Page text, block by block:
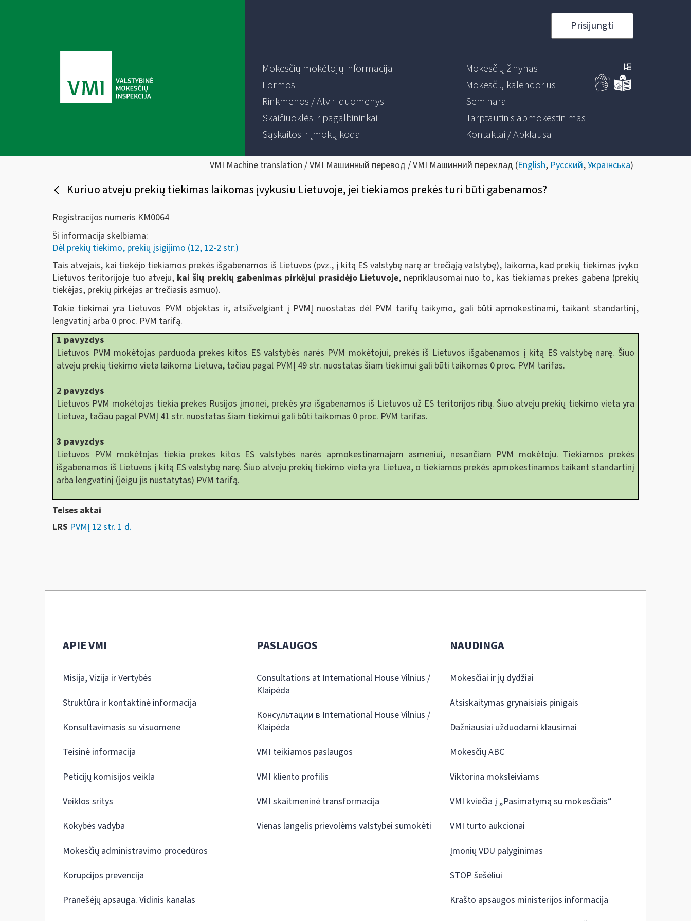
Prisijungti
Mokesčių mokėtojų informacija
Formos
Rinkmenos / Atviri duomenys
Skaičiuoklės ir pagalbininkai
Sąskaitos ir įmokų kodai
Mokesčių žinynas
Mokesčių kalendorius
Seminarai
Tarptautinis apmokestinimas
Kontaktai / Apklausa
VMI Machine translation / VMI Машинный перевод / VMI Машинний переклад (English, Русский,Українська)
Kuriuo atveju prekių tiekimas laikomas įvykusiu Lietuvoje, jei tiekiamos prekės turi būti gabenamos?
Registracijos numeris KM0064
Ši informacija skelbiama:
Dėl prekių tiekimo, prekių įsigijimo (12, 12-2 str.)
Tais atvejais, kai tiekėjo tiekiamos prekės išgabenamos iš Lietuvos (pvz., į kitą ES valstybę narę ar trečiąją valstybę), laikoma, kad prekių tiekimas įvyko
Lietuvos teritorijoje tuo atveju, kai šių prekių gabenimas pirkėjui prasidėjo Lietuvoje, nepriklausomai nuo to, kas tiekiamas prekes gabena (prekių
tiekėjas, prekių pirkėjas ar trečiasis asmuo).
Tokie tiekimai yra Lietuvos PVM objektas ir, atsižvelgiant į PVMĮ nuostatas dėl PVM tarifų taikymo, gali būti apmokestinami, taikant standartinį,
lengvatinį arba 0 proc. PVM tarifą.
1 pavyzdys
Lietuvos PVM mokėtojas parduoda prekes kitos ES valstybės narės PVM mokėtojui, prekės iš Lietuvos išgabenamos į kitą ES valstybę narę. Šiuo
atveju prekių tiekimo vieta laikoma Lietuva, tačiau pagal PVMĮ 49 str. nuostatas šiam tiekimui gali būti taikomas 0 proc. PVM tarifas.
2 pavyzdys
Lietuvos PVM mokėtojas tiekia prekes Rusijos įmonei, prekės yra išgabenamos iš Lietuvos už ES teritorijos ribų. Šiuo atveju prekių tiekimo vieta yra
Lietuva, tačiau pagal PVMĮ 41 str. nuostatas šiam tiekimui gali būti taikomas 0 proc. PVM tarifas.
3 pavyzdys
Lietuvos PVM mokėtojas tiekia prekes kitos ES valstybės narės apmokestinamajam asmeniui, nesančiam PVM mokėtoju. Tiekiamos prekės
išgabenamos iš Lietuvos į kitą ES valstybę narę. Šiuo atveju prekių tiekimo vieta yra Lietuva, o tiekiamos prekės apmokestinamos taikant standartinį
arba lengvatinį (jeigu jis nustatytas) PVM tarifą.
Teises aktai
LRS PVMĮ 12 str. 1 d.
APIE VMI
Misija, Vizija ir Vertybės
Struktūra ir kontaktinė informacija
Konsultavimasis su visuomene
Teisinė informacija
Peticijų komisijos veikla
Veiklos sritys
Kokybės vadyba
Mokesčių administravimo procedūros
Korupcijos prevencija
Pranešėjų apsauga. Vidinis kanalas
PASLAUGOS
Consultations at International House Vilnius /
Klaipėda
Консультации в International House Vilnius /
Klaipėda
VMI teikiamos paslaugos
VMI kliento profilis
VMI skaitmeninė transformacija
Vienas langelis prievolėms valstybei sumokėti
NAUDINGA
Mokesčiai ir jų dydžiai
Atsiskaitymas grynaisiais pinigais
Dažniausiai užduodami klausimai
Mokesčių ABC
Viktorina moksleiviams
VMI kviečia į „Pasimatymą su mokesčiais“
VMI turto aukcionai
Įmonių VDU palyginimas
STOP šešėliui
Krašto apsaugos ministerijos informacija